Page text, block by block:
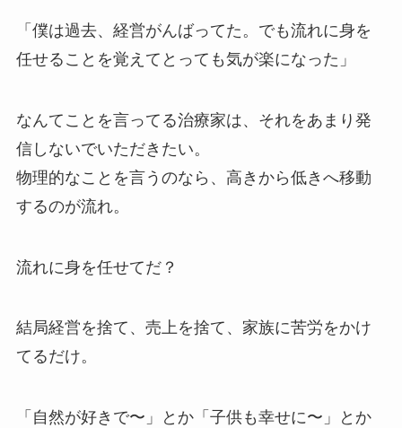
「僕は過去、経営がんばってた。でも流れに身を
任せることを覚えてとっても気が楽になった」
なんてことを言ってる治療家は、それをあまり発
信しないでいただきたい。
物理的なことを言うのなら、高きから低きへ移動
するのが流れ。
流れに身を任せてだ？
結局経営を捨て、売上を捨て、家族に苦労をかけ
てるだけ。
「自然が好きで〜」とか「子供も幸せに〜」とか